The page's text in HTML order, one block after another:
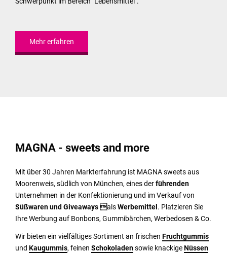
Mehr erfahren
MAGNA - sweets and more
Mit über 30 Jahren Markterfahrung ist MAGNA sweets aus
Moorenweis, südlich von München, eines derführenden
Unternehmen in der Konfektionierung und im Verkauf von
Süßwaren und Giveaways alsWerbemittel . Platzieren Sie
Ihre Werbung auf Bonbons, Gummibärchen, Werbedosen & Co.
Wir bieten ein vielfältiges Sortiment an frischen Fruchtgummis
und Kaugummis, feinen Schokoladensowie knackigeNüssen